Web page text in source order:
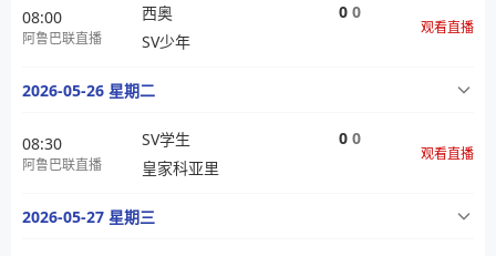
08:00
阿鲁巴联直播
西奥
SV少年
0 0
观看直播
2026-05-26 星期二
08:30
阿鲁巴联直播
SV学生
皇家科亚里
0 0
观看直播
2026-05-27 星期三